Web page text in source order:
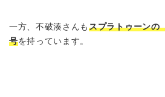
一方、不破湊さんもスプラトゥーンの
号を持っています。